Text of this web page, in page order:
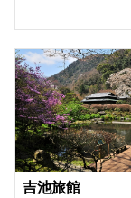
吉池旅館